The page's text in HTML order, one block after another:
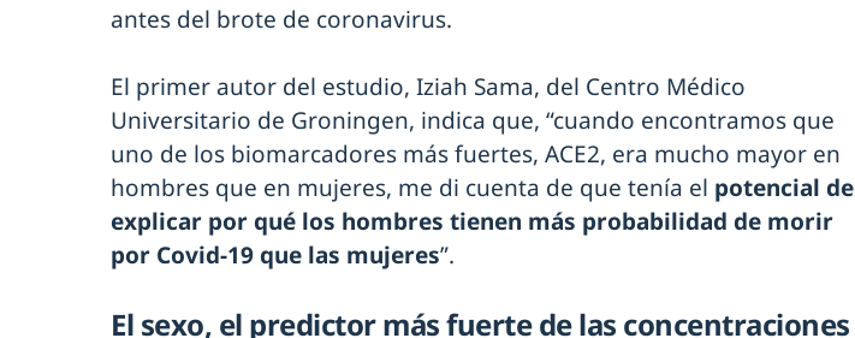
antes del brote de coronavirus.
El primer autor del estudio, Iziah Sama, del Centro Médico
Universitario de Groningen, indica que, “cuando encontramos que
uno de los biomarcadores más fuertes, ACE2, era mucho mayor en
hombres que en mujeres, me di cuenta de que tenía el potencial de
explicar por qué los hombres tienen más probabilidad de morir
por Covid-19 que las mujeres”.
El sexo, el predictor más fuerte de las concentraciones